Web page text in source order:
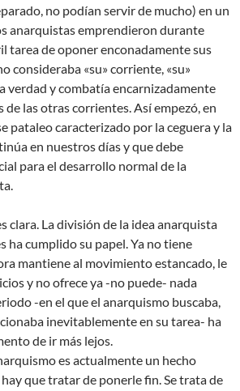
no podían servir de mucho) en un
anarquistas emprendieron durante
tarea de oponer enconadamente sus
consideraba «su» corriente, «su»
verdad y combatía encarnizadamente
las otras corrientes. Así empezó, en
pataleo caracterizado por la ceguera y la
en nuestros días y que debe
para el desarrollo normal de la
clara. La división de la idea anarquista
ha cumplido su papel. Ya no tiene
mantiene al movimiento estancado, le
y no ofrece ya -no puede- nada
-en el que el anarquismo buscaba,
inevitablemente en su tarea- ha
de ir más lejos.
es actualmente un hecho
que tratar de ponerle fin. Se trata de